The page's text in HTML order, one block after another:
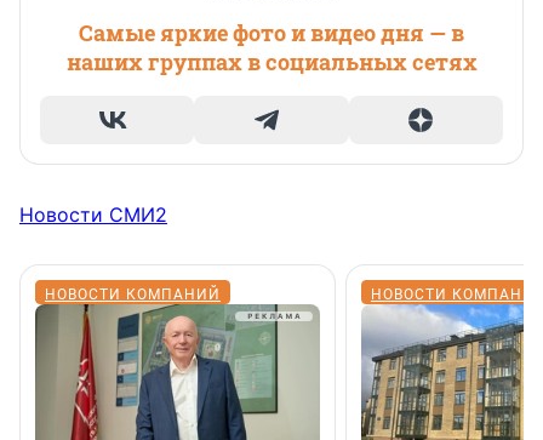
Самые яркие фото и видео дня — в
наших группах в социальных сетях
Новости СМИ2
НОВОСТИ КОМПАНИЙ НОВОСТИ